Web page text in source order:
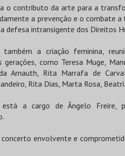
o contributo da arte para a
a prevenção e o combate
defesa intransigente dos Direitos
a criação feminina,
gerações, como Teresa Muge,
Arnauth, Rita Marrafa de
Rita Dias, Marta Rosa,
está a cargo de Ângelo Freire,
envolvente e